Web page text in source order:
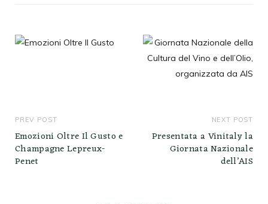
PREV POST
Emozioni Oltre Il Gusto e
Champagne Lepreux-
Penet
NEXT POST
Presentata a Vinitaly la
Giornata Nazionale
dell’AIS